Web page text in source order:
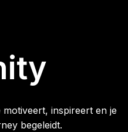
inspireert en je
begeleidt.